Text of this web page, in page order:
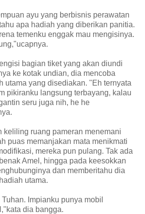
ayu yang berbisnis perawatan
apa hadiah yang diberikan panitia.
temenku enggak mau mengisinya.
bagian tiket yang akan diundi
ke kotak undian, dia mencoba
utama yang disediakan. "Eh ternyata
pikiranku langsung terbayang, kalau
seru juga nih, he he
keliling ruang pameran menemani
puas memanjakan mata menikmati
mereka pun pulang. Tak ada
Amel, hingga pada keesokkan
dan memberitahu dia
utama.
Impianku punya mobil
dia bangga.